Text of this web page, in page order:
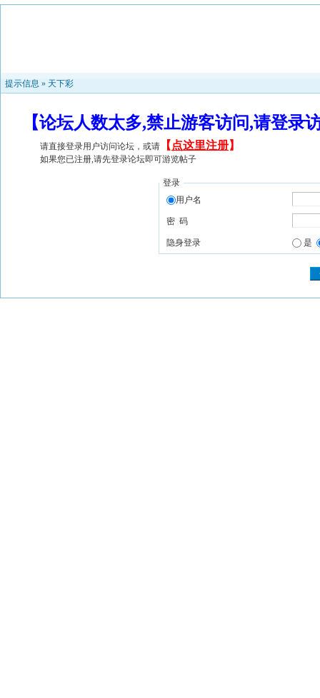
提示信息 » 天下彩
【论坛人数太多,禁止游客访问,请登
请直接登录用户访问论坛，或请 【 点这里注册】
如果您已注册,请先登录论坛即可游览帖子
登录
用户名
密 码
隐身登录 是